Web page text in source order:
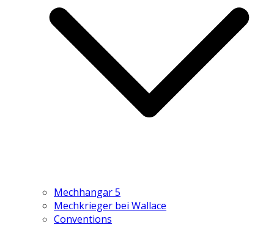
Mechhangar 5
Mechkrieger bei Wallace
Conventions